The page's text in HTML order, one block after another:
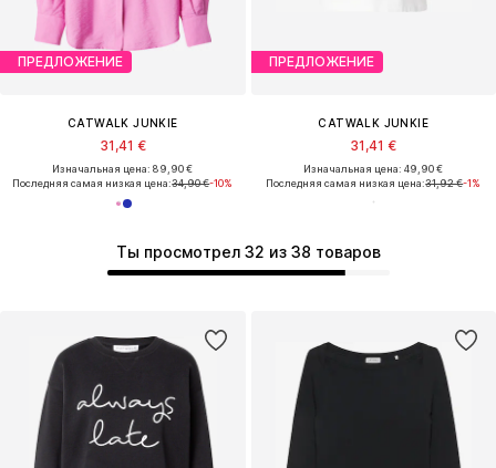
Ты просмотрел 32 из 38 товаров
ПРЕДЛОЖЕНИЕ
CATWALK JUNKIE
31,41 €
Изначальная цена: 89,90 €
Последняя самая низкая цена:34,90 €-10%
ПРЕДЛОЖЕНИЕ
CATWALK JUNKIE
31,41 €
Изначальная цена: 49,90 €
Последняя самая низкая цена:31,92 €-1%